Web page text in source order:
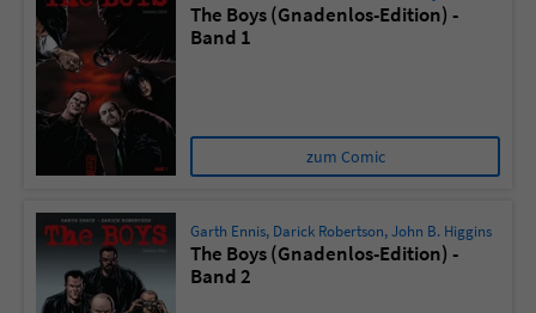
The Boys (Gnadenlos-Edition) -
Band 1
zum Comic
Garth Ennis, Darick Robertson,John B. Higgins
The Boys (Gnadenlos-Edition) -
Band 2
Name tx_pwcomments_ahash
Anbieter
Laufzeit
Zweck Cookie für Kommentare einzelner Buchtitel
Name